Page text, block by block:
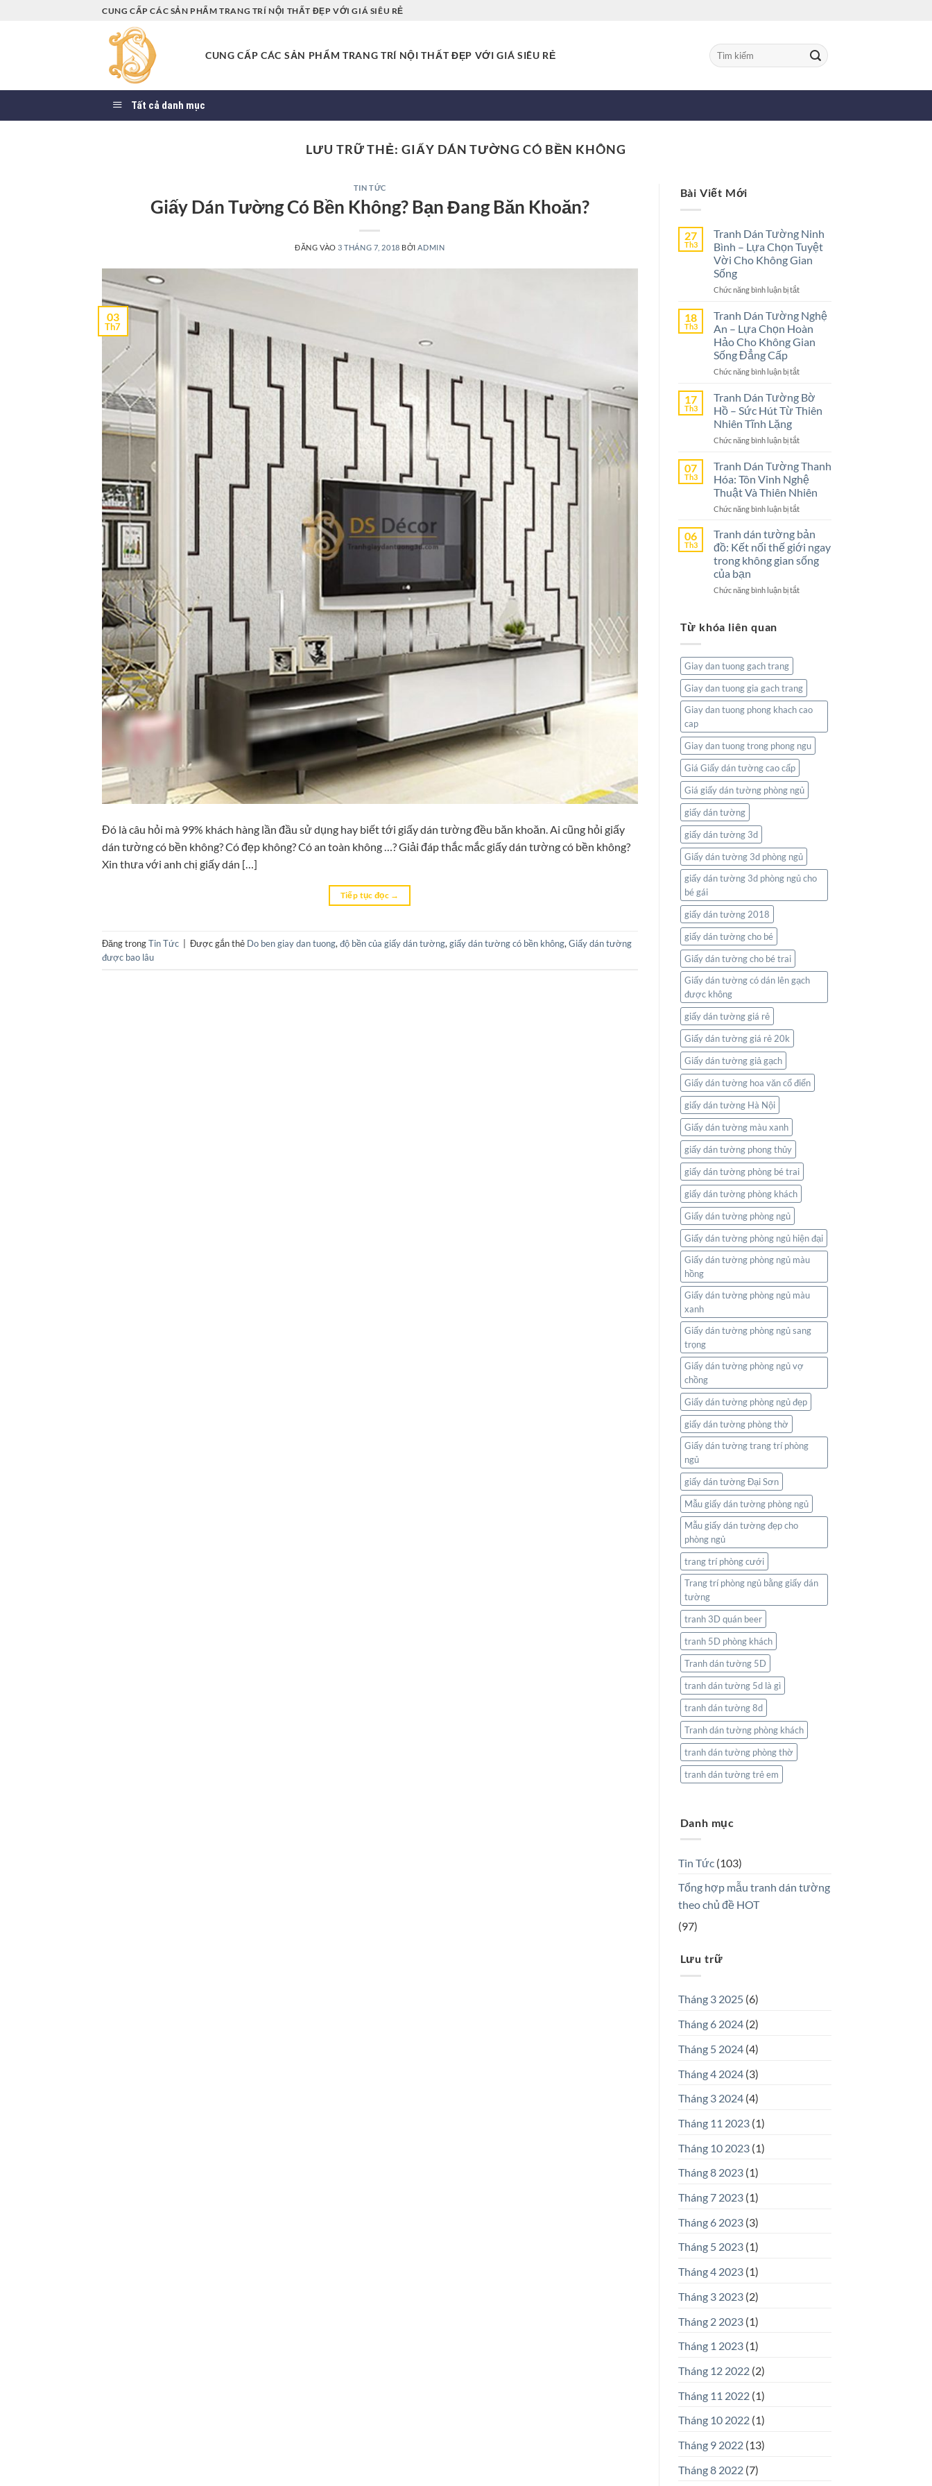
CUNG CẤP CÁC SẢN PHẨM TRANG TRÍ NỘI THẤT ĐẸP VỚI GIÁ SIÊU RẺ
CUNG CẤP CÁC SẢN PHẨM TRANG TRÍ NỘI THẤT ĐẸP VỚI GIÁ SIÊU RẺ
Tìm
kiếm:
Tất cả danh mục
LƯU TRỮ THẺ:GIẤY DÁN TƯỜNG CÓ BỀN KHÔNG
TIN TỨC
Giấy Dán Tường Có Bền Không? Bạn Đang Băn Khoăn?
ĐĂNG VÀO3 THÁNG 7, 2018 BỞIADMIN
03
Th7
Đó là câu hỏi mà 99% khách hàng lần đầu sử dụng hay biết tới giấy dán tường đều băn khoăn. Ai cũng hỏi giấy
dán tường có bền không? Có đẹp không? Có an toàn không …? Giải đáp thắc mắc giấy dán tường có bền không?
Xin thưa với anh chị giấy dán […]
Tiếp tục đọc →
Đăng trongTin Tức Được gắn thẻ Do ben giay dan tuong, độ bền của giấy dán tường, giấy dán tường có bền không, Giấy dán tường
được bao lâu
Bài Viết Mới
27
Th3
Tranh Dán Tường Ninh
Bình – Lựa Chọn Tuyệt
Vời Cho Không Gian
Sống
Chức năng bình luận bị tắtở
Dán
Tường
Bình
Lựa
Tuyệt
Vời
Gian
18
Th3
Tranh Dán Tường Nghệ
An – Lựa Chọn Hoàn
Hảo Cho Không Gian
Sống Đẳng Cấp
Chức năng bình luận bị tắtở
Dán
Tường
–
Chọn
Hoàn
Hảo
Không
Sống
Đẳng
Cấp
17
Th3
Tranh Dán Tường Bờ
Hồ – Sức Hút Từ Thiên
Nhiên Tĩnh Lặng
Chức năng bình luận bị tắtở
Dán
Tường
Bờ
Hồ
–
Hút
Từ
Thiên
Nhiên
Lặng
07
Th3
Tranh Dán Tường Thanh
Hóa: Tôn Vinh Nghệ
Thuật Và Thiên Nhiên
Chức năng bình luận bị tắtở
Dán
Tường
Thanh
Hóa:
Vinh
06
Th3
Tranh dán tường bản
đồ: Kết nối thế giới ngay
trong không gian sống
của bạn
Chức năng bình luận bị tắtở
giới
ngay
không
gian
sống
bạn
Từ khóa liên quan
Giay dan tuong gach trang
Giay dan tuong gia gach trang
Giay dan tuong phong khach cao
cap
Giay dan tuong trong phong ngu
Giá Giấy dán tường cao cấp
Giá giấy dán tường phòng ngủ
giấy dán tường
giấy dán tường 3d
Giấy dán tường 3d phòng ngủ
giấy dán tường 3d phòng ngủ cho
bé gái
giấy dán tường 2018
giấy dán tường cho bé
Giấy dán tường cho bé trai
Giấy dán tường có dán lên gạch
được không
giấy dán tường giá rẻ
Giấy dán tường giá rẻ 20k
Giấy dán tường giả gạch
Giấy dán tường hoa văn cổ điển
giấy dán tường Hà Nội
Giấy dán tường màu xanh
giấy dán tường phong thủy
giấy dán tường phòng bé trai
giấy dán tường phòng khách
Giấy dán tường phòng ngủ
Giấy dán tường phòng ngủ hiện đại
Giấy dán tường phòng ngủ màu
hồng
Giấy dán tường phòng ngủ màu
xanh
Giấy dán tường phòng ngủ sang
trọng
Giấy dán tường phòng ngủ vợ
chồng
Giấy dán tường phòng ngủ đẹp
giấy dán tường phòng thờ
Giấy dán tường trang trí phòng
ngủ
giấy dán tường Đại Sơn
Mẫu giấy dán tường phòng ngủ
Mẫu giấy dán tường đẹp cho
phòng ngủ
trang trí phòng cưới
Trang trí phòng ngủ bằng giấy dán
tường
tranh 3D quán beer
tranh 5D phòng khách
Tranh dán tường 5D
tranh dán tường 5d là gì
tranh dán tường 8d
Tranh dán tường phòng khách
tranh dán tường phòng thờ
tranh dán tường trẻ em
Danh mục
Tin Tức (103)
Tổng hợp mẫu tranh dán tường
theo chủ đề HOT
(97)
Lưu trữ
Tháng 3 2025 (6)
Tháng 6 2024 (2)
Tháng 5 2024 (4)
Tháng 4 2024 (3)
Tháng 3 2024 (4)
Tháng 11 2023 (1)
Tháng 10 2023 (1)
Tháng 8 2023 (1)
Tháng 7 2023 (1)
Tháng 6 2023 (3)
Tháng 5 2023 (1)
Tháng 4 2023 (1)
Tháng 3 2023 (2)
Tháng 2 2023 (1)
Tháng 1 2023 (1)
Tháng 12 2022 (2)
Tháng 11 2022 (1)
Tháng 10 2022 (1)
Tháng 9 2022 (13)
Tháng 8 2022 (7)